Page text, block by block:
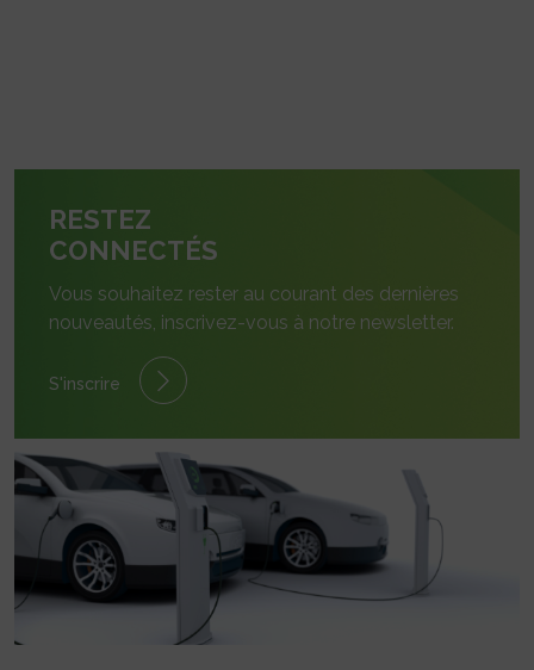
RESTEZ
CONNECTÉS
Vous souhaitez rester au courant des dernières
nouveautés, inscrivez-vous à notre newsletter.
S'inscrire